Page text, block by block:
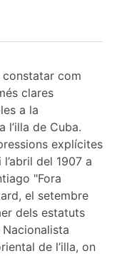
com
clares
a la
l’illa de Cuba.
explícites
del 1907 a
"Fora
el setembre
dels estatuts
de l’illa, on